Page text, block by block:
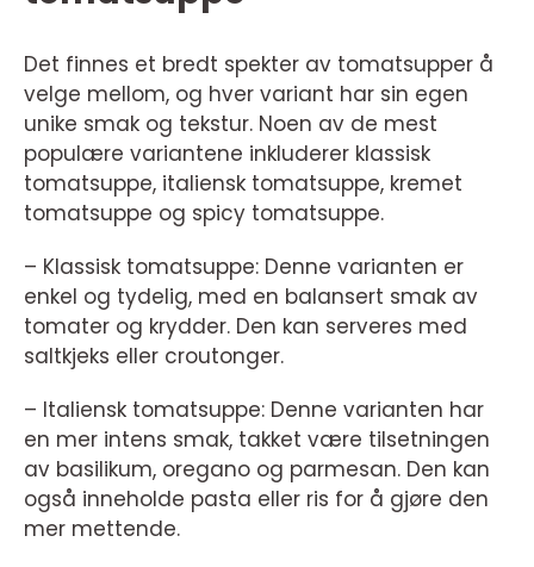
Det finnes et bredt spekter av tomatsupper å
velge mellom, og hver variant har sin egen
unike smak og tekstur. Noen av de mest
populære variantene inkluderer klassisk
tomatsuppe, italiensk tomatsuppe, kremet
tomatsuppe og spicy tomatsuppe.
– Klassisk tomatsuppe: Denne varianten er
enkel og tydelig, med en balansert smak av
tomater og krydder. Den kan serveres med
saltkjeks eller croutonger.
– Italiensk tomatsuppe: Denne varianten har
en mer intens smak, takket være tilsetningen
av basilikum, oregano og parmesan. Den kan
også inneholde pasta eller ris for å gjøre den
mer mettende.